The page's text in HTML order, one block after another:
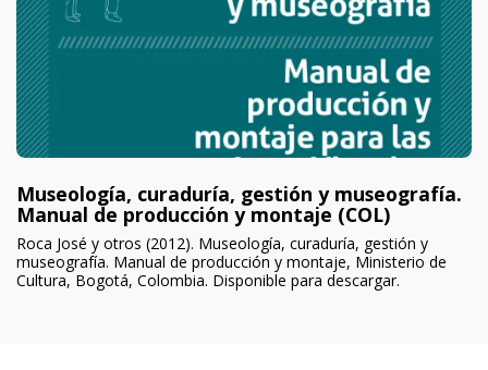
Museología, curaduría, gestión y museografía.
Manual de producción y montaje (COL)
Roca José y otros (2012). Museología, curaduría, gestión y
museografía. Manual de producción y montaje, Ministerio de
Cultura, Bogotá, Colombia. Disponible para descargar.